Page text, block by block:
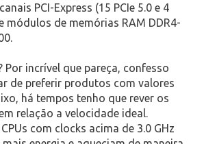
PCI-Express (15 PCIe 5.0 e 4
módulos de memórias RAM DDR4-
Por incrível que pareça, confesso
de preferir produtos com valores
há tempos tenho que rever os
relação a velocidade ideal.
com clocks acima de 3.0 GHz